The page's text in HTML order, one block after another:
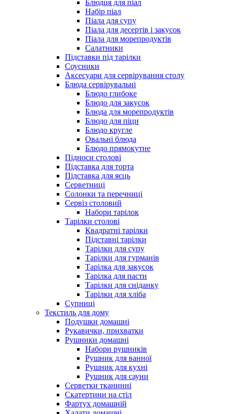
Блюдця для піал
Набір піал
Піала для супу
Піала для десертів і закусок
Піала для морепродуктів
Салатники
Підставки під тарілки
Соусники
Аксесуари для сервірування столу
Блюда сервірувальні
Блюдо глибоке
Блюдо для закусок
Блюда для морепродуктів
Блюдо для піци
Блюдо кругле
Овальні блюда
Блюдо прямокутне
Підноси столові
Підставка для торта
Підставка для яєць
Серветниці
Солонки та перечниці
Сервіз столовий
Набори тарілок
Тарілки столові
Квадратні тарілки
Підставні тарілки
Тарілки для супу
Тарілки для гурманів
Тарілка для закусок
Тарілка для пасти
Тарілки для сніданку
Тарілки для хліба
Супниці
Текстиль для дому
Подушки домашні
Рукавички, прихватки
Рушники домашні
Набори рушників
Рушник для ванної
Рушник для кухні
Рушник для сауни
Серветки тканинні
Скатертини на стіл
Фартух домашній